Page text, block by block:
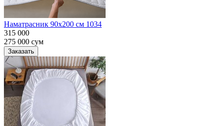
Наматрасник 90х200 см 1034
315 000
275 000 сум
Заказать